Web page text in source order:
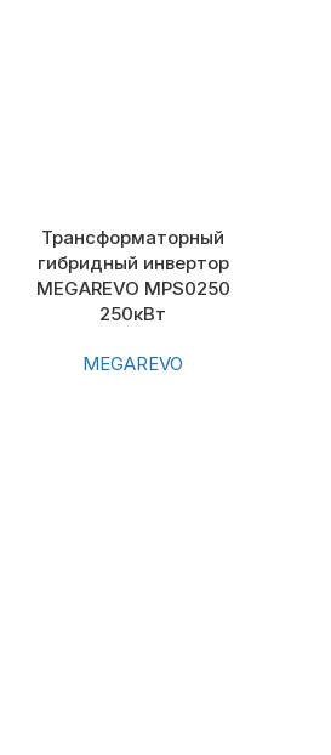
Трансформаторный
гибридный инвертор
MEGAREVO MPS0250
250кВт
MEGAREVO